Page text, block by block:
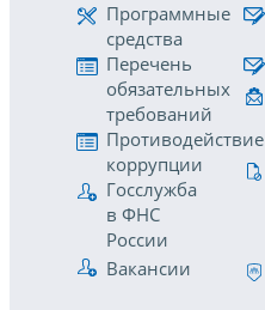
Программные
средства
Перечень
обязательных
требований
Противодействие
коррупции
Госслужба
в ФНС
России
Вакансии